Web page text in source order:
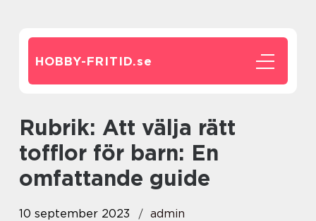
HOBBY-FRITID.se
Rubrik: Att välja rätt
tofflor för barn: En
omfattande guide
10 september 2023
admin